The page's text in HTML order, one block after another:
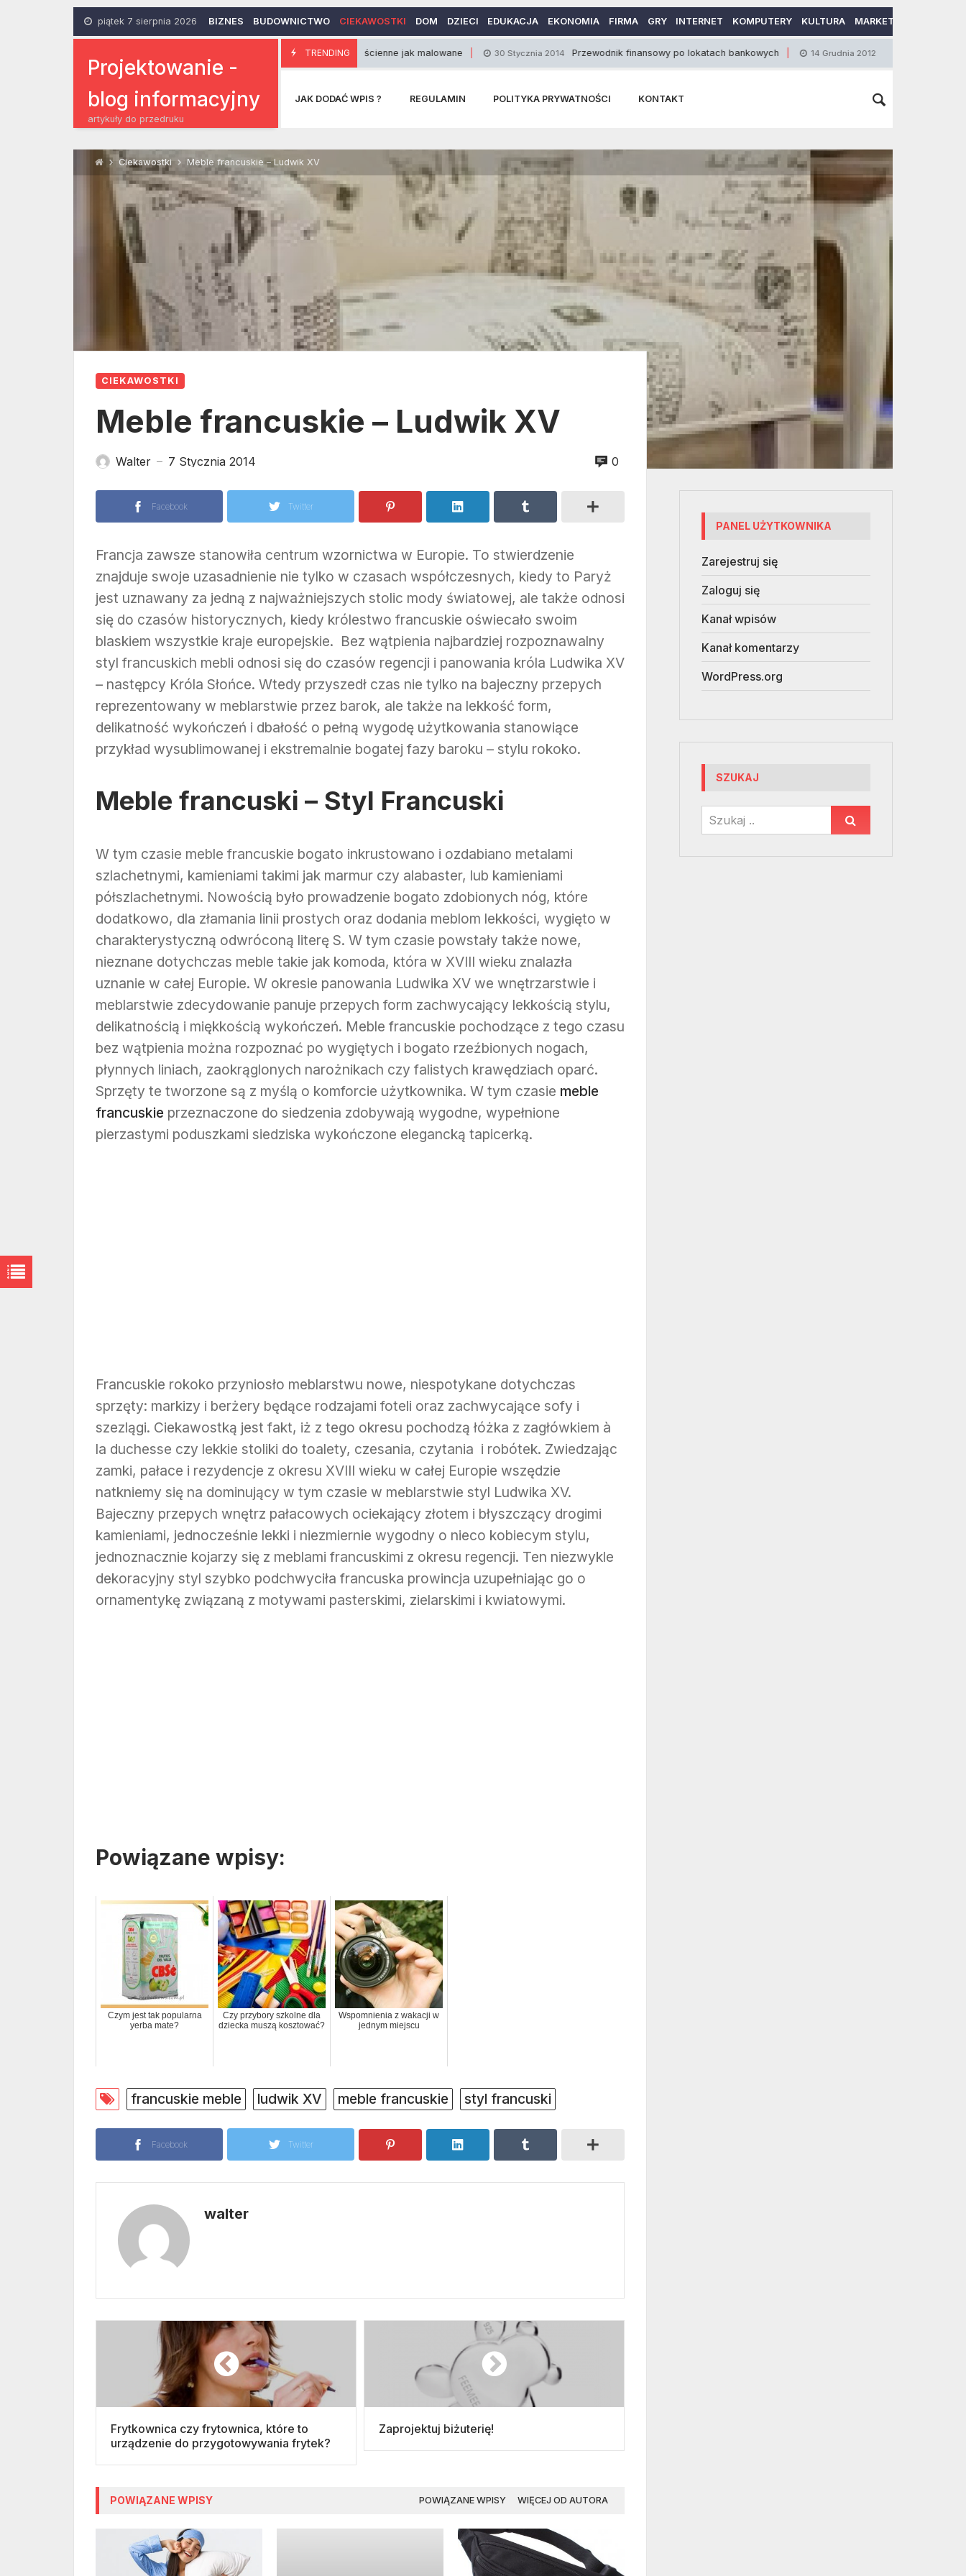
piątek 7 sierpnia 2026 BIZNES BUDOWNICTWO CIEKAWOSTKI DOM DZIECI EDUKACJA EKONOMIA FIRMA GRY INTERNET KOMPUTERY KULTURA MARKETING
Projektowanie -
blog informacyjny
artykuły do przedruku
TRENDING
Tapety ścienne jak malowane 30 Stycznia 2014 Przewodnik finansowy po lokatach bankowych 14 Grudnia 2012 Magiczny olejek
JAK DODAĆ WPIS ? REGULAMIN POLITYKA PRYWATNOŚCI KONTAKT
Ciekawostki Meble francuskie – Ludwik XV
CIEKAWOSTKI
Meble francuskie – Ludwik XV
Walter — 7 Stycznia 2014 0
Facebook Twitter
Francja zawsze stanowiła centrum wzornictwa w Europie. To stwierdzenie
znajduje swoje uzasadnienie nie tylko w czasach współczesnych, kiedy to Paryż
jest uznawany za jedną z najważniejszych stolic mody światowej, ale także odnosi
się do czasów historycznych, kiedy królestwo francuskie oświecało swoim
blaskiem wszystkie kraje europejskie. Bez wątpienia najbardziej rozpoznawalny
styl francuskich mebli odnosi się do czasów regencji i panowania króla Ludwika XV
– następcy Króla Słońce. Wtedy przyszedł czas nie tylko na bajeczny przepych
reprezentowany w meblarstwie przez barok, ale także na lekkość form,
delikatność wykończeń i dbałość o pełną wygodę użytkowania stanowiące
przykład wysublimowanej i ekstremalnie bogatej fazy baroku – stylu rokoko.
Meble francuski – Styl Francuski
W tym czasie meble francuskie bogato inkrustowano i ozdabiano metalami
szlachetnymi, kamieniami takimi jak marmur czy alabaster, lub kamieniami
półszlachetnymi. Nowością było prowadzenie bogato zdobionych nóg, które
dodatkowo, dla złamania linii prostych oraz dodania meblom lekkości, wygięto w
charakterystyczną odwróconą literę S. W tym czasie powstały także nowe,
nieznane dotychczas meble takie jak komoda, która w XVIII wieku znalazła
uznanie w całej Europie. W okresie panowania Ludwika XV we wnętrzarstwie i
meblarstwie zdecydowanie panuje przepych form zachwycający lekkością stylu,
delikatnością i miękkością wykończeń. Meble francuskie pochodzące z tego czasu
bez wątpienia można rozpoznać po wygiętych i bogato rzeźbionych nogach,
płynnych liniach, zaokrąglonych narożnikach czy falistych krawędziach oparć.
Sprzęty te tworzone są z myślą o komforcie użytkownika. W tym czasie meble
francuskie przeznaczone do siedzenia zdobywają wygodne, wypełnione
pierzastymi poduszkami siedziska wykończone elegancką tapicerką.
Francuskie rokoko przyniosło meblarstwu nowe, niespotykane dotychczas
sprzęty: markizy i berżery będące rodzajami foteli oraz zachwycające sofy i
szezlągi. Ciekawostką jest fakt, iż z tego okresu pochodzą łóżka z zagłówkiem à
la duchesse czy lekkie stoliki do toalety, czesania, czytania i robótek. Zwiedzając
zamki, pałace i rezydencje z okresu XVIII wieku w całej Europie wszędzie
natkniemy się na dominujący w tym czasie w meblarstwie styl Ludwika XV.
Bajeczny przepych wnętrz pałacowych ociekający złotem i błyszczący drogimi
kamieniami, jednocześnie lekki i niezmiernie wygodny o nieco kobiecym stylu,
jednoznacznie kojarzy się z meblami francuskimi z okresu regencji. Ten niezwykle
dekoracyjny styl szybko podchwyciła francuska prowincja uzupełniając go o
ornamentykę związaną z motywami pasterskimi, zielarskimi i kwiatowymi.
Powiązane wpisy:
Czym jest tak popularna
yerba mate?
Czy przybory szkolne dla
dziecka muszą kosztować?
Wspomnienia z wakacji w
jednym miejscu
francuskie meble ludwik XV meble francuskie styl francuski
Facebook Twitter
walter
Frytkownica czy frytownica, które to
urządzenie do przygotowywania frytek?
Zaprojektuj biżuterię!
POWIĄZANE WPISY POWIĄZANE WPISY WIĘCEJ OD AUTORA
PANEL UŻYTKOWNIKA
Zarejestruj się
Zaloguj się
Kanał wpisów
Kanał komentarzy
WordPress.org
SZUKAJ